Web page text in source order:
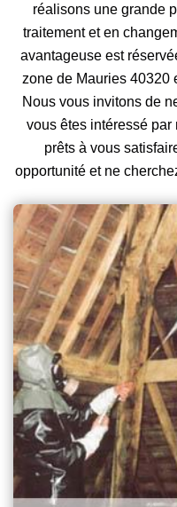
réalisons une grande
traitement et en
avantageuse est
zone de Mauries 40320
Nous vous invitons de
vous êtes intéressé
prêts à vous
opportunité et ne